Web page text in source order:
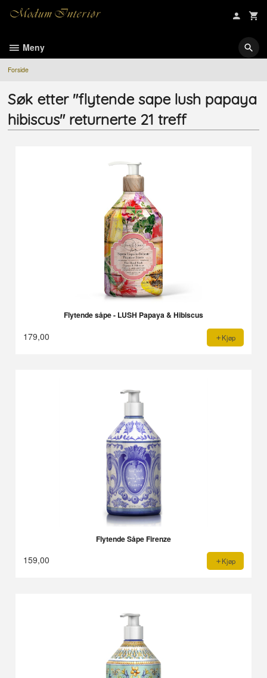
Meny
Forside
Søk etter "flytende sape lush papaya
hibiscus" returnerte 21 treff
Flytende såpe - LUSH Papaya & Hibiscus
179,00 Kjøp
Flytende Såpe Firenze
159,00 Kjøp